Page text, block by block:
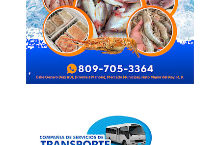
Servicio Publicitario